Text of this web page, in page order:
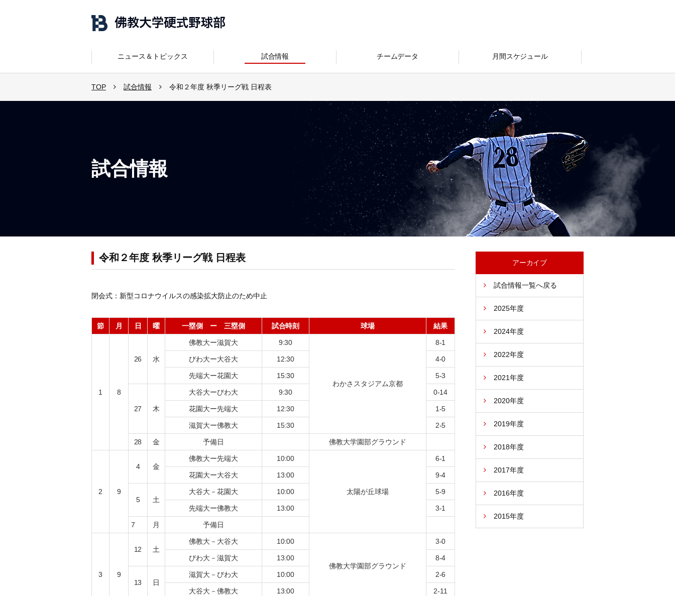
ニュース＆トピックス 試合情報 チームデータ 月間スケジュール
TOP 試合情報 令和２年度 秋季リーグ戦 日程表
試合情報
令和２年度 秋季リーグ戦 日程表
閉会式：新型コロナウイルスの感染拡大防止のため中止
節 月 日 曜 一塁側 ー 三塁側 試合時刻 球場 結果
1 8
26 水
佛教大ー滋賀大 9:30
わかさスタジアム京都
8-1
びわ大ー大谷大 12:30 4-0
先端大ー花園大 15:30 5-3
27 木
大谷大ーびわ大 9:30 0-14
花園大ー先端大 12:30 1-5
滋賀大ー佛教大 15:30 2-5
28 金 予備日 佛教大学園部グラウンド
2 9
4 金
佛教大ー先端大 10:00
太陽が丘球場
6-1
花園大ー大谷大 13:00 9-4
5 土
大谷大－花園大 10:00 5-9
先端大ー佛教大 13:00 3-1
7 月 予備日
3 9
12 土
佛教大－大谷大 10:00
佛教大学園部グラウンド
3-0
びわ大－滋賀大 13:00 8-4
13 日
滋賀大－びわ大 10:00 2-6
大谷大－佛教大 13:00 2-11
アーカイブ
試合情報一覧へ戻る
2025年度
2024年度
2022年度
2021年度
2020年度
2019年度
2018年度
2017年度
2016年度
2015年度